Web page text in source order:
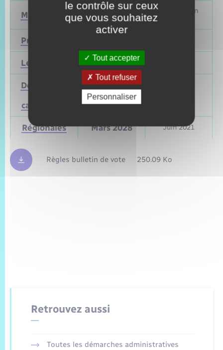
Municipales 2026
Mars et juin
Présidentielle
Législatives 2027
Départementales
cantonales)
Mars 2028
Régionales Mars 2028 Juin 2021
Règles bulletin de vote 250.09 Ko
Retrouvez aussi
Toutes les démarches administratives
le contrôle sur ceux
que vous souhaitez
activer
Tout accepter
Tout refuser
Personnaliser